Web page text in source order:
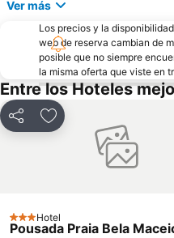
Ver más
Los precios y la
web de reserva cambian de
posible que no siempre
la misma oferta que viste en
Entre los Hoteles
CompartirAñadir a favoritos
3 Estrellas
Hotel
Pousada Praia Bela